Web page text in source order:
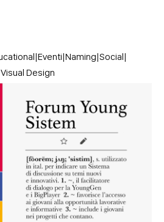
|Eventi|Naming|Social|
Visual Design